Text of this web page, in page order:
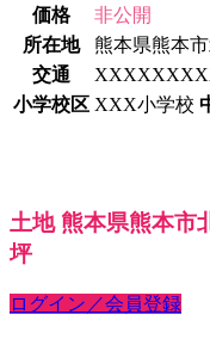
価格
非公開
所在地
熊本県熊本
交通
小学校区 XXX小学校
土地 熊本県熊本市
坪
ログイン／会員登録